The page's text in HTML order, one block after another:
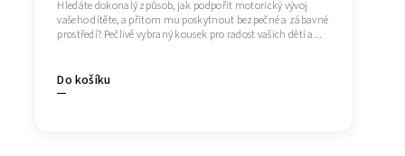
Do košíku
Hledáte dokonalý způsob, jak podpořit motorický vývoj
vašeho dítěte, a přitom mu poskytnout bezpečné a zábavné
prostředí? Pečlivě vybraný kousek pro radost vašich dětí a...